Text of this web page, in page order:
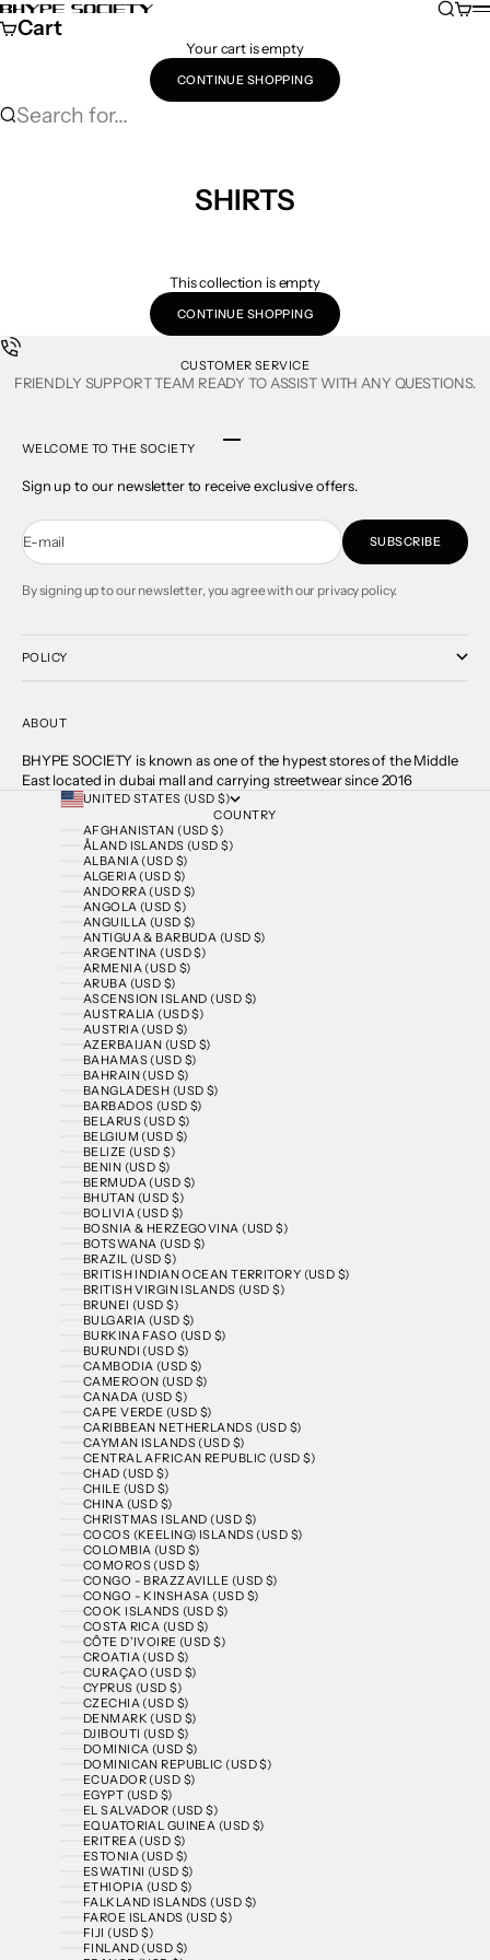
Skip to content
Bhype Society Global Store Search
Cart
Cart
Your cart is empty
CONTINUE SHOPPING
Search for...
SHIRTS
This collection is empty
CONTINUE SHOPPING
CUSTOMER SERVICE
FRIENDLY SUPPORT TEAM READY TO ASSIST WITH ANY QUESTIONS.
WELCOME TO THE SOCIETY
Sign up to our newsletter to receive exclusive offers.
E-mail SUBSCRIBE
By signing up to our newsletter, you agree with our privacy policy.
POLICY
ABOUT
BHYPE SOCIETY is known as one of the hypest stores of the Middle
East located in dubai mall and carrying streetwear since 2016
UNITED STATES (USD $)
COUNTRY
AFGHANISTAN (USD $)
ÅLAND ISLANDS (USD $)
ALBANIA (USD $)
ALGERIA (USD $)
ANDORRA (USD $)
ANGOLA (USD $)
ANGUILLA (USD $)
ANTIGUA & BARBUDA (USD $)
ARGENTINA (USD $)
ARMENIA (USD $)
ARUBA (USD $)
ASCENSION ISLAND (USD $)
AUSTRALIA (USD $)
AUSTRIA (USD $)
AZERBAIJAN (USD $)
BAHAMAS (USD $)
BAHRAIN (USD $)
BANGLADESH (USD $)
BARBADOS (USD $)
BELARUS (USD $)
BELGIUM (USD $)
BELIZE (USD $)
BENIN (USD $)
BERMUDA (USD $)
BHUTAN (USD $)
BOLIVIA (USD $)
BOSNIA & HERZEGOVINA (USD $)
BOTSWANA (USD $)
BRAZIL (USD $)
BRITISH INDIAN OCEAN TERRITORY (USD $)
BRITISH VIRGIN ISLANDS (USD $)
BRUNEI (USD $)
BULGARIA (USD $)
BURKINA FASO (USD $)
BURUNDI (USD $)
CAMBODIA (USD $)
CAMEROON (USD $)
CANADA (USD $)
CAPE VERDE (USD $)
CARIBBEAN NETHERLANDS (USD $)
CAYMAN ISLANDS (USD $)
CENTRAL AFRICAN REPUBLIC (USD $)
CHAD (USD $)
CHILE (USD $)
CHINA (USD $)
CHRISTMAS ISLAND (USD $)
COCOS (KEELING) ISLANDS (USD $)
COLOMBIA (USD $)
COMOROS (USD $)
CONGO - BRAZZAVILLE (USD $)
CONGO - KINSHASA (USD $)
COOK ISLANDS (USD $)
COSTA RICA (USD $)
CÔTE D’IVOIRE (USD $)
CROATIA (USD $)
CURAÇAO (USD $)
CYPRUS (USD $)
CZECHIA (USD $)
DENMARK (USD $)
DJIBOUTI (USD $)
DOMINICA (USD $)
DOMINICAN REPUBLIC (USD $)
ECUADOR (USD $)
EGYPT (USD $)
EL SALVADOR (USD $)
EQUATORIAL GUINEA (USD $)
ERITREA (USD $)
ESTONIA (USD $)
ESWATINI (USD $)
ETHIOPIA (USD $)
FALKLAND ISLANDS (USD $)
FAROE ISLANDS (USD $)
FIJI (USD $)
FINLAND (USD $)